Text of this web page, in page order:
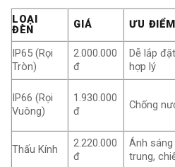
LOẠI
ĐÈN
GIÁ ƯU ĐIỂM
IP65 (Rọi
Tròn)
2.000.000
đ
Dễ lắp
hợp lý
IP66 (Rọi
Vuông)
1.930.000
đ
Chống
Thấu Kính
2.220.000
đ
Ánh sáng
trung,